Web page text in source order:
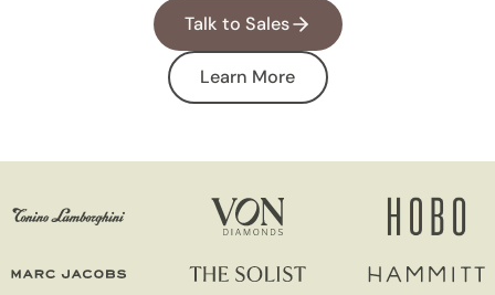
Talk to Sales
Learn More